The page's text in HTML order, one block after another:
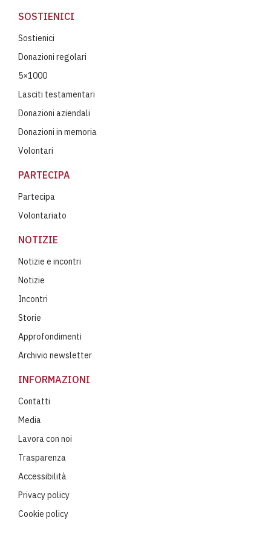
SOSTIENICI
Sostienici
Donazioni regolari
5×1000
Lasciti testamentari
Donazioni aziendali
Donazioni in memoria
Volontari
PARTECIPA
Partecipa
Volontariato
NOTIZIE
Notizie e incontri
Notizie
Incontri
Storie
Approfondimenti
Archivio newsletter
INFORMAZIONI
Contatti
Media
Lavora con noi
Trasparenza
Accessibilità
Privacy policy
Cookie policy